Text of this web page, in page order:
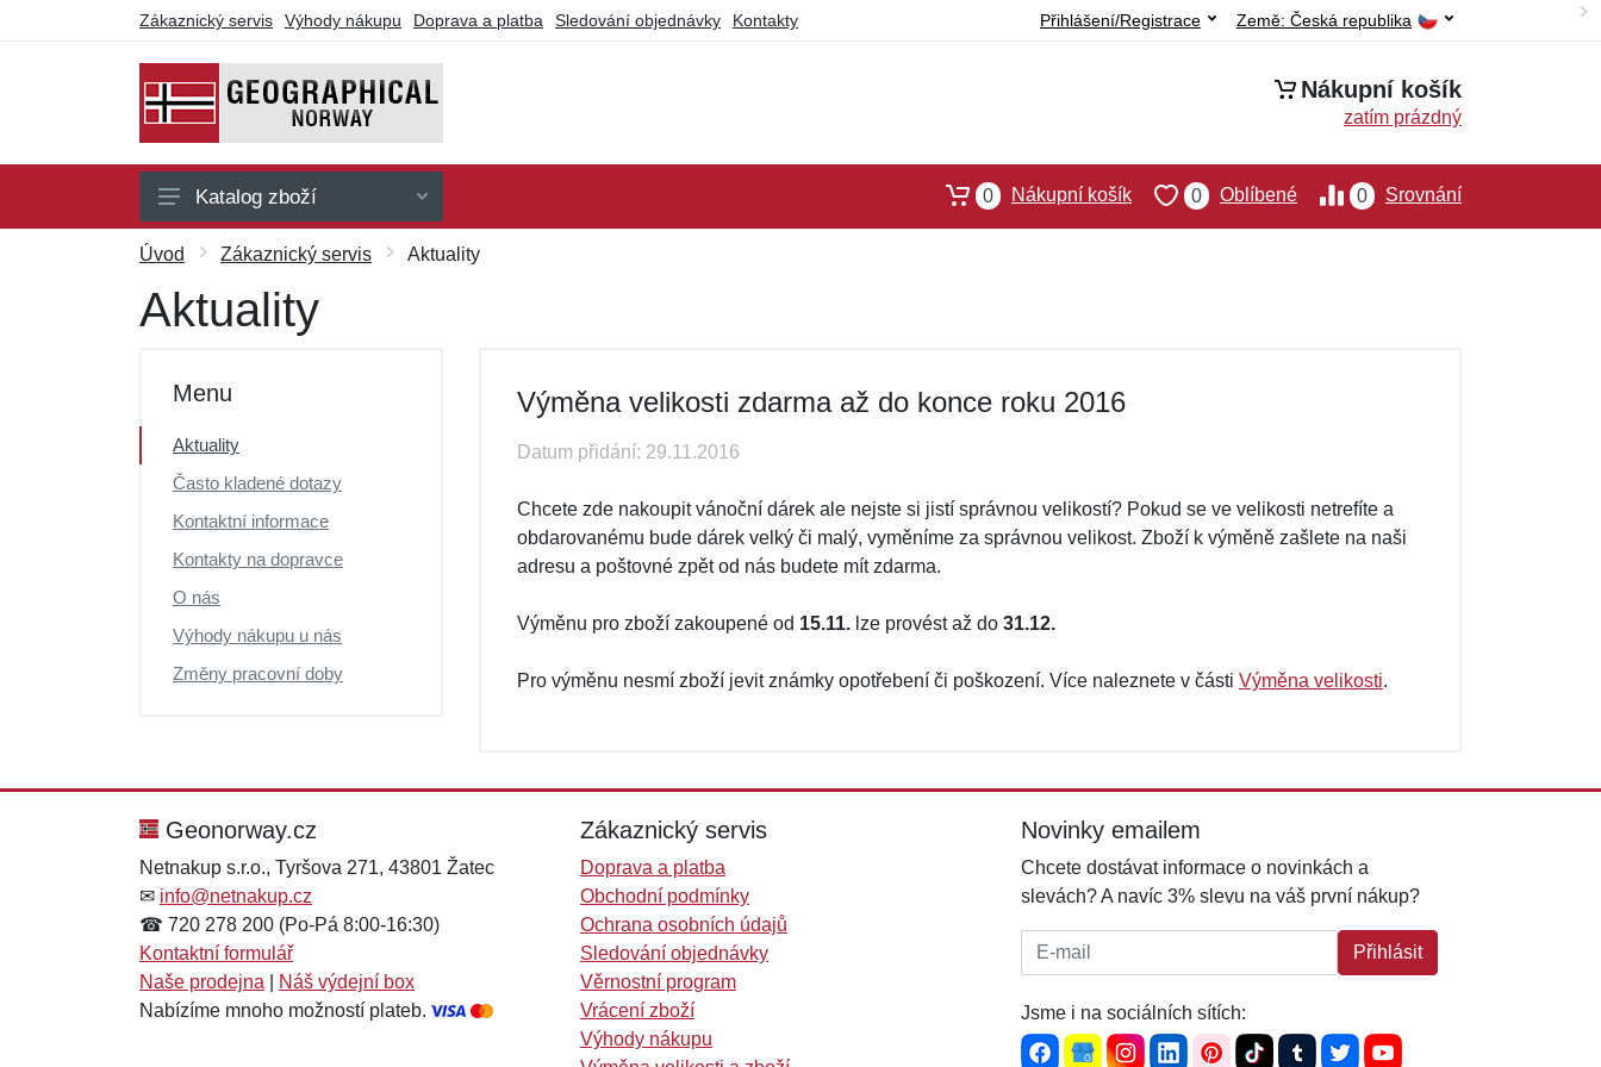
Zákaznický servis Výhody nákupu Doprava a platba Sledování objednávky Kontakty Země: Česká republika
Přihlášení/Registrace
Nákupní košík
zatím prázdný
Pánské
Dámské
Dárkové poukazy
Katalog zboží 0 Srovnání
0 Oblíbené
0 Nákupní košík
Úvod Zákaznický servis Aktuality
Aktuality
Menu
Aktuality
Často kladené dotazy
Kontaktní informace
Kontakty na dopravce
O nás
Výhody nákupu u nás
Změny pracovní doby
Výměna velikosti zdarma až do konce roku 2016
Datum přidání: 29.11.2016
Chcete zde nakoupit vánoční dárek ale nejste si jistí správnou velikostí? Pokud se ve velikosti netrefíte a
obdarovanému bude dárek velký či malý, vyměníme za správnou velikost. Zboží k výměně zašlete na naši
adresu a poštovné zpět od nás budete mít zdarma.
Výměnu pro zboží zakoupené od 15.11. lze provést až do 31.12.
Pro výměnu nesmí zboží jevit známky opotřebení či poškození. Více naleznete v části Výměna velikosti.
Geonorway.cz
Netnakup s.r.o., Tyršova 271, 43801 Žatec
✉ info@netnakup.cz
☎ 720 278 200 (Po-Pá 8:00-16:30)
Kontaktní formulář
Naše prodejna
Náš výdejní box
Nabízíme mnoho možností plateb.
Zákaznický servis
Doprava a platba
Obchodní podmínky
Ochrana osobních údajů
Sledování objednávky
Věrnostní program
Vrácení zboží
Výhody nákupu
Novinky emailem
Chcete dostávat informace o novinkách a
slevách? A navíc 3% slevu na váš první nákup?
E-mail: Přihlásit
Jsme i na sociálních sítích: